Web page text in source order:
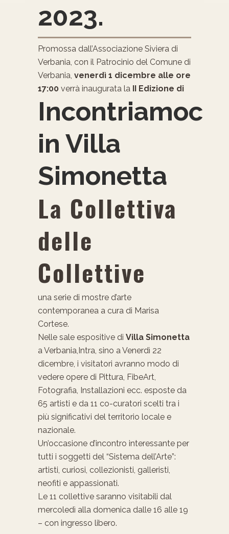
2023.
Promossa dall’Associazione Siviera di
Verbania, con il Patrocinio del Comune di
Verbania, venerdì 1 dicembre alle ore
17:00 verrà inaugurata la II Edizione di
Incontriamoci
in Villa
Simonetta
La Collettiva
delle
Collettive
una serie di mostre d’arte
contemporanea a cura di Marisa
Cortese.
Nelle sale espositive di Villa Simonetta
a Verbania,Intra, sino a Venerdì 22
dicembre, i visitatori avranno modo di
vedere opere di Pittura, FibeArt,
Fotografia, Installazioni ecc. esposte da
65 artisti e da 11 co-curatori scelti tra i
più significativi del territorio locale e
nazionale.
Un’occasione d’incontro interessante per
tutti i soggetti del “Sistema dell’Arte”:
artisti, curiosi, collezionisti, galleristi,
neofiti e appassionati.
Le 11 collettive saranno visitabili dal
mercoledì alla domenica dalle 16 alle 19
– con ingresso libero.